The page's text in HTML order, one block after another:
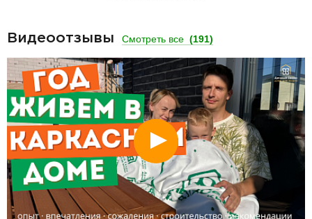
Видеоотзывы Смотреть все (191)
Смотреть